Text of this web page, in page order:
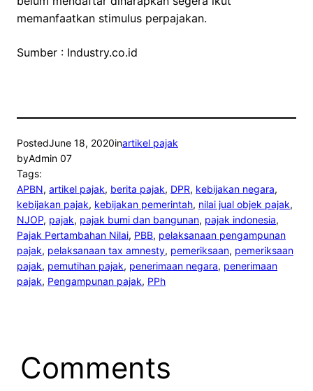
memanfaatkan stimulus perpajakan.
Sumber : Industry.co.id
PostedJune 18, 2020inartikel pajak
byAdmin 07
Tags:
APBN, artikel pajak, berita pajak, DPR, kebijakan negara
kebijakan pajak, kebijakan pemerintah, nilai jual objek pajak
NJOP, pajak, pajak bumi dan bangunan, pajak indonesia
Pajak Pertambahan Nilai, PBB, pelaksanaan pengampunan
pajak, pelaksanaan tax amnesty, pemeriksaan, pemeriksaan
pajak, pemutihan pajak, penerimaan negara, penerimaan
pajak, Pengampunan pajak, PPh
Comments